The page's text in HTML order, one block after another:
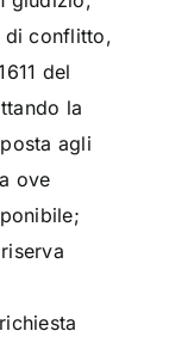
di conflitto,
del
la
agli
ove